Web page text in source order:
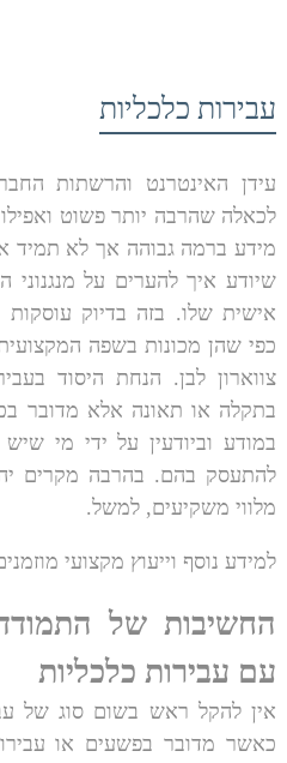
עבירות כלכליות
עידן האינטרנט והרשתות
לכאלה שהרבה יותר פשוט
מידע ברמה גבוהה אך לא תמיד
שיודע איך להערים על
אישית שלו. בזה בדיוק עוסקות
כפי שהן מכונות בשפה
צווארון לבן. הנחת היסוד
בתקלה או תאונה אלא מדובר
במודע וביודעין על ידי מי
להתעסק בהם. בהרבה מקרים
מלווי משקיעים, למשל.
למידע נוסף וייעוץ מקצועי
החשיבות של
עם עבירות כלכליות
אין להקל ראש בשום סוג של
כאשר מדובר בפשעים או